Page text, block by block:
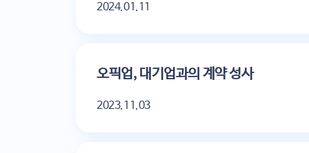
2024.01.11
오픽업, 대기업과의 계약 성사
2023.11.03